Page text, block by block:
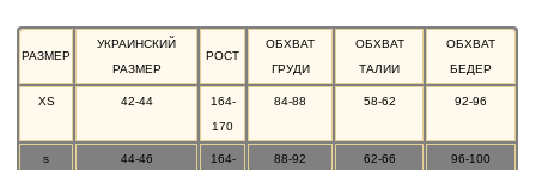
РАЗМЕР
УКРАИНСКИЙ
РАЗМЕР
РОСТ
ОБХВАТ
ГРУДИ
ОБХВАТ
ТАЛИИ
ОБХВАТ
БЕДЕР
XS 42-44
164-
170
84-88 58-62 92-96
s 44-46 164- 88-92 62-66 96-100